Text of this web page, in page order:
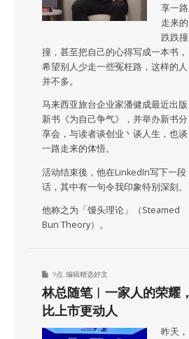
享一路
走来的
跌跌撞
撞，甚至把自己的心得写成一本书，
希望别人少走一些冤枉路，这样的人
并不多。
马来西亚旅台企业家潘健成最近出版
新书《为自己争气》，并举办新书分
享会，与读者谈创业丶谈人生，也谈
一路走来的体悟。
活动结束後，他在LinkedIn写下一段
话，其中有一句令我印象特别深刻。
他称之为「馒头理论」（Steamed
Bun Theory）。
9点 编辑精选好文
林总随笔︱一家人的荣耀，
比上市更动人
昨天，